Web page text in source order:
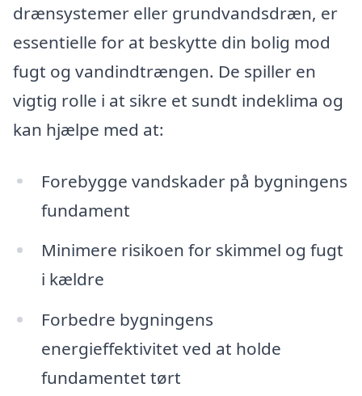
drænsystemer eller grundvandsdræn, er
essentielle for at beskytte din bolig mod
fugt og vandindtrængen. De spiller en
vigtig rolle i at sikre et sundt indeklima og
kan hjælpe med at:
Forebygge vandskader på bygningens
fundament
Minimere risikoen for skimmel og fugt
i kældre
Forbedre bygningens
energieffektivitet ved at holde
fundamentet tørt